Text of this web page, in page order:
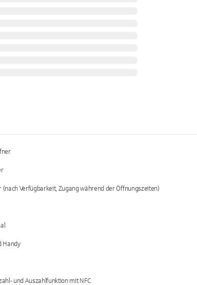
(nach Verfügbarkeit, Zugang während der Öffnungszeiten)
Handy
und Auszahlfunktion mit NFC